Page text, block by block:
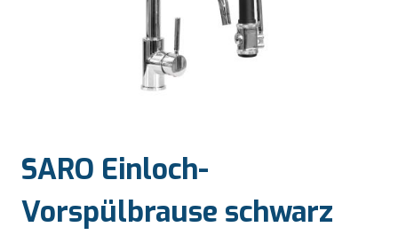
SARO Einloch-
Vorspülbrause schwarz